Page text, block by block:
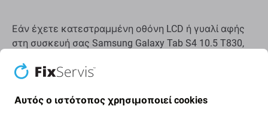
Εάν έχετε κατεστραμμένη οθόνη LCD ή γυαλί αφής
στη συσκευή σας Samsung Galaxy Tab S4 10.5 T830,
επαναφέρετε τη συσκευή σας σε πλήρη λειτουργία.
Αυτό το σετ περιέχει:
Αυτός ο ιστότοπος χρησιμοποιεί cookies